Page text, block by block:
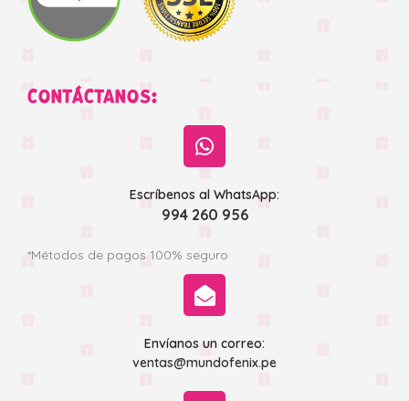
CONTÁCTANOS:
Escríbenos al WhatsApp:
994 260 956
*Métodos de pagos 100% seguro
Envíanos un correo:
ventas@mundofenix.pe